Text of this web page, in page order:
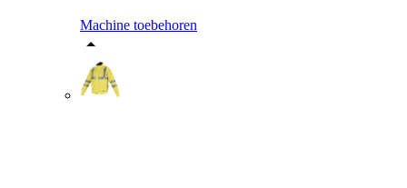
Machine toebehoren